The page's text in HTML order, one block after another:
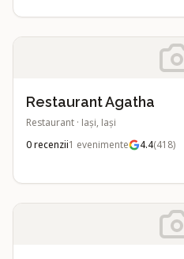
Restaurant Agatha
Restaurant · Iași, Iași
0recenzii1 evenimente 4.4(418)